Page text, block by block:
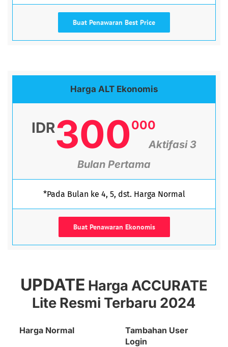
Buat Penawaran Best Price
Harga ALT Ekonomis
IDR300000
Aktifasi 3
Bulan Pertama
*Pada Bulan ke 4, 5, dst. Harga Normal
Buat Penawaran Ekonomis
UPDATE Harga ACCURATE
Lite Resmi Terbaru 2024
Harga Normal
Tambahan User
Login